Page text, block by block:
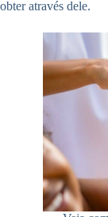
obter através dele.